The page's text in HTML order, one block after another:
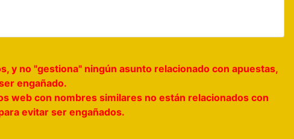
y no "gestiona" ningún asunto relacionado con apuestas,
engañado.
web con nombres similares no están relacionados con
evitar ser engañados.